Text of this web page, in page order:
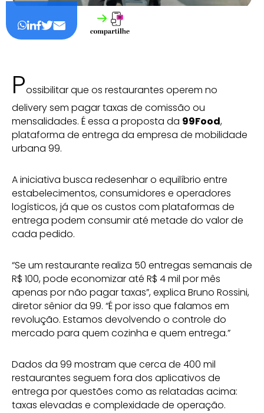
Possibilitar que os restaurantes operem no
delivery sem pagar taxas de comissão ou
mensalidades. É essa a proposta da 99Food,
plataforma de entrega da empresa de mobilidade
urbana 99.
A iniciativa busca redesenhar o equilíbrio entre
estabelecimentos, consumidores e operadores
logísticos, já que os custos com plataformas de
entrega podem consumir até metade do valor de
cada pedido.
“Se um restaurante realiza 50 entregas semanais de
R$ 100, pode economizar até R$ 4 mil por mês
apenas por não pagar taxas”, explica Bruno Rossini,
diretor sênior da 99. “É por isso que falamos em
revolução. Estamos devolvendo o controle do
mercado para quem cozinha e quem entrega.”
Dados da 99 mostram que cerca de 400 mil
restaurantes seguem fora dos aplicativos de
entrega por questões como as relatadas acima:
taxas elevadas e complexidade de operação.